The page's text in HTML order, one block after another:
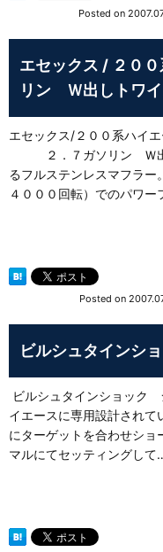
Posted on
エセックス / ２０
リン Ｗ出しトワ
エセックス/
２．７ガソリン Ｗ出
るフルステンレスマフラー
４０００回転）でのパワ
Posted on
ビルシュタインシ
ビルシュタインショック
イエースに専用設計されて
にターゲットを合わせショ
マルにてセッティングして